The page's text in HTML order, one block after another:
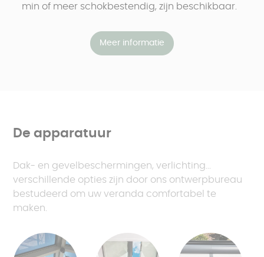
min of meer schokbestendig, zijn beschikbaar.
Meer informatie
De apparatuur
Dak- en gevelbeschermingen, verlichting...
verschillende opties zijn door ons ontwerpbureau
bestudeerd om uw veranda comfortabel te
maken.